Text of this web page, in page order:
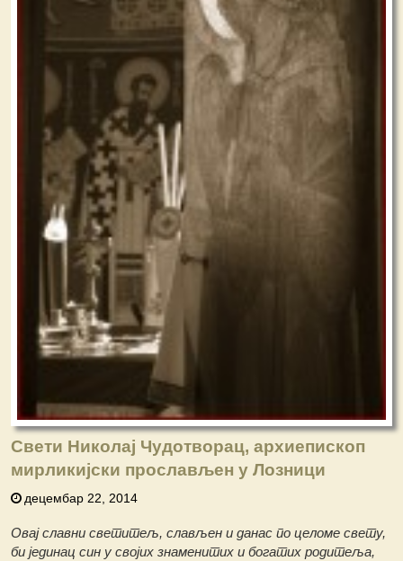
Свети Николај Чудотворац, архиепископ
мирликијски прослављен у Лозници
децембар 22, 2014
Овај славни светитељ, слављен и данас по целоме свету,
би јединац син у својих знаменитих и богатих родитеља,